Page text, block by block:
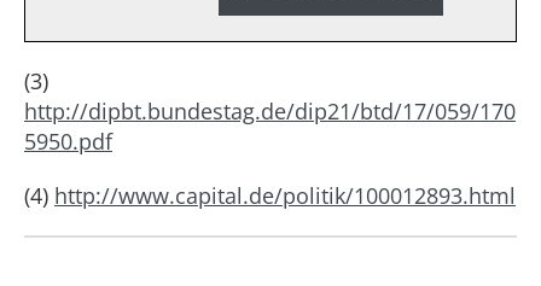
(3)
http://dipbt.bundestag.de/dip21/btd/17/059/170
5950.pdf
(4) http://www.capital.de/politik/100012893.html